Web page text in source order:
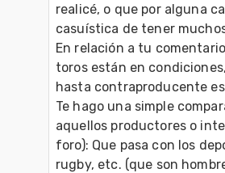
realicé, o que por alguna
casuística de tener
En relación a tu
toros están en
hasta contraproducente
Te hago una simple
aquellos productores o
foro): Que pasa con los
rugby, etc. (que son